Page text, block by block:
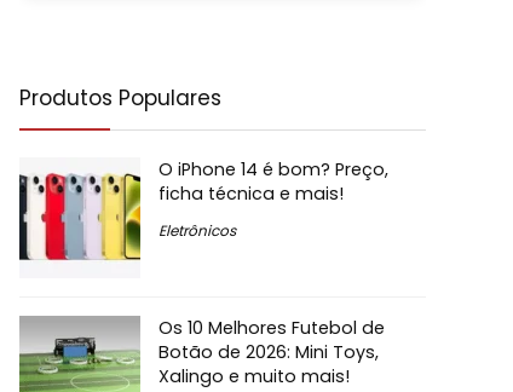
Produtos Populares
O iPhone 14 é bom? Preço,
ficha técnica e mais!
Eletrônicos
Os 10 Melhores Futebol de
Botão de 2026: Mini Toys,
Xalingo e muito mais!